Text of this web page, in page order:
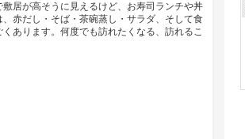
居が高そうに見えるけど、お寿司ランチや丼
赤だし・そば・茶碗蒸し・サラダ、そして食
あります。何度でも訪れたくなる、訪れるこ